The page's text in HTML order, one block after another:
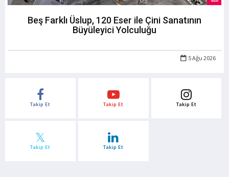
Beş Farklı Üslup, 120 Eser ile Çini Sanatının
Büyüleyici Yolculuğu
5 Ağu 2026
Takip Et Takip Et Takip Et
Takip Et Takip Et